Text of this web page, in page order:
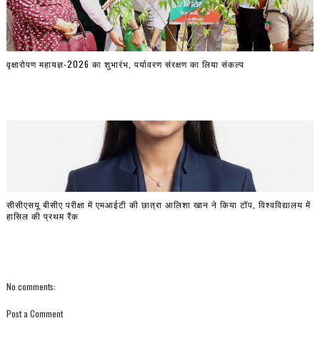
वृक्षारोपण महायज्ञ-2026 का शुभारंभ, पर्यावरण संरक्षण का लिया संकल्प
सीसीएसयू बीसीए परीक्षा में एमआईटी की छात्रा आलिशा खान ने किया टॉप, विश्वविद्यालय में
हासिल की प्रथम रैंक
No comments:
Post a Comment